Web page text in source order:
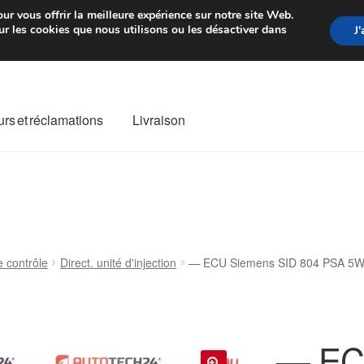
de 7 EUR Du lundi au
et réclamations Livraison
contrôle Direct. unité d'injection — ECU Siemens SID 804 PSA
vous offrir la meilleure expérience sur notre site Web.
les cookies que nous utilisons ou les désactiver dans